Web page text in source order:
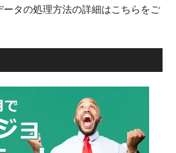
ータの処理方法の詳細はこちらをご